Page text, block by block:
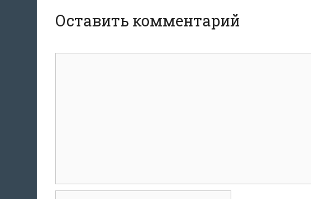
Оставить комментарий